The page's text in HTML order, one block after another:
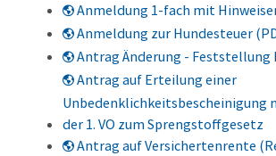
Anmeldung 1-fach mit
Anmeldung zur Hundesteuer
Antrag Änderung - Feststellung
Antrag auf Erteilung einer
Unbedenklichkeitsbescheinigung
der 1. VO zum Sprengstoffgesetz
Antrag auf Versichertenrente